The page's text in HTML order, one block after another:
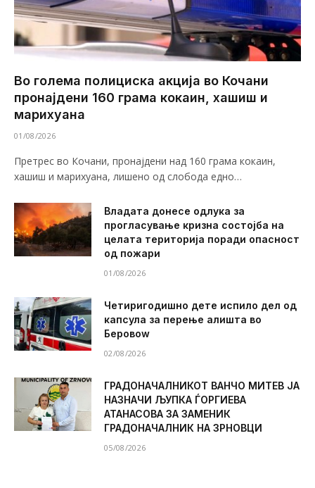
Во голема полициска акција во Кочани
пронајдени 160 грама кокаин, хашиш и
марихуана
01/08/2026
Претрес во Кочани, пронајдени над 160 грама кокаин,
хашиш и марихуана, лишено од слобода едно…
Владата донесе одлука за
прогласување кризна состојба на
целата територија поради опасност
од пожари
01/08/2026
Четиригодишно дете испило дел од
капсула за перење алишта во
Беровоw
02/08/2026
ГРАДОНАЧАЛНИКОТ ВАНЧО МИТЕВ ЈА
НАЗНАЧИ ЉУПКА ЃОРГИЕВА
АТАНАСОВА ЗА ЗАМЕНИК
ГРАДОНАЧАЛНИК НА ЗРНОВЦИ
05/08/2026